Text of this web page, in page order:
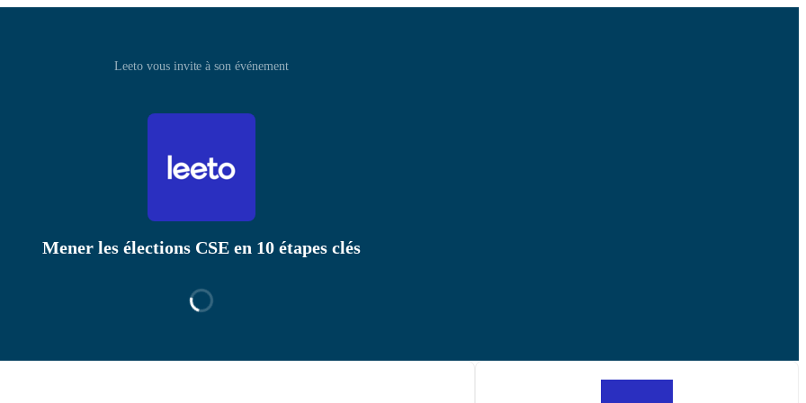
Leeto vous invite à son événement
Mener les élections CSE en 10 étapes clés